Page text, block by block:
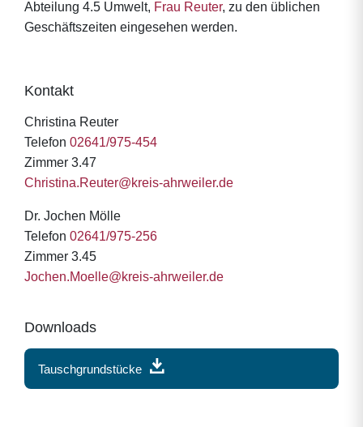
Abteilung 4.5 Umwelt, Frau Reuter, zu den üblichen
Geschäftszeiten eingesehen werden.
Kontakt
Christina Reuter
Telefon 02641/975-454
Zimmer 3.47
Christina.Reuter@kreis-ahrweiler.de
Dr. Jochen Mölle
Telefon 02641/975-256
Zimmer 3.45
Jochen.Moelle@kreis-ahrweiler.de
Downloads
Tauschgrundstücke